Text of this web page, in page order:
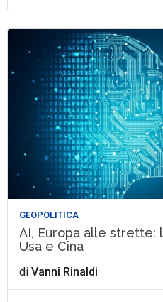
GEOPOLITICA
AI, Europa alle strette:
Usa e Cina
diVanni Rinaldi